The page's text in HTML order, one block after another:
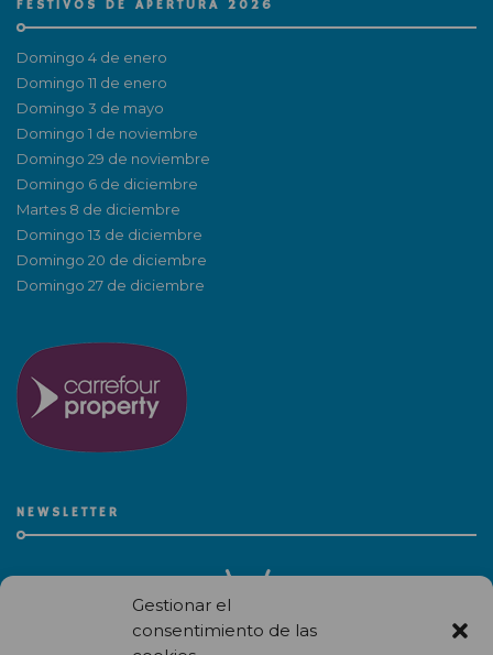
Gestionar el
consentimiento de las
FESTIVOS DE APERTURA 2026
Domingo 4 de enero
Domingo 11 de enero
Domingo 3 de mayo
Domingo 1 de noviembre
Domingo 29 de noviembre
Domingo 6 de diciembre
Martes 8 de diciembre
Domingo 13 de diciembre
Domingo 20 de diciembre
Domingo 27 de diciembre
NEWSLETTER